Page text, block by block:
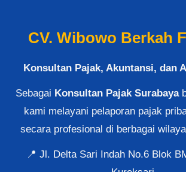
CV. Wibowo Berkah
Konsultan Pajak, Akuntansi, dan
Sebagai Konsultan Pajak Surabaya
kami melayani pelaporan pajak
secara profesional di berbagai
📍 Jl. Delta Sari Indah No.6 Blok